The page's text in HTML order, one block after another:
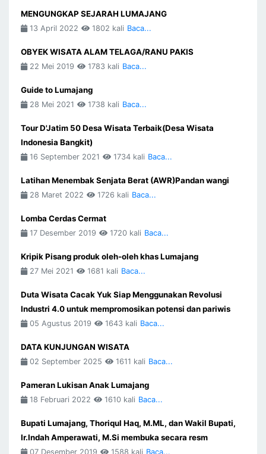
MENGUNGKAP SEJARAH LUMAJANG
13 April 2022 1802 kali Baca...
OBYEK WISATA ALAM TELAGA/RANU PAKIS
22 Mei 2019 1783 kali Baca...
Guide to Lumajang
28 Mei 2021 1738 kali Baca...
Tour D'Jatim 50 Desa Wisata Terbaik(Desa Wisata
Indonesia Bangkit)
16 September 2021 1734 kali Baca...
Latihan Menembak Senjata Berat (AWR)Pandan wangi
28 Maret 2022 1726 kali Baca...
Lomba Cerdas Cermat
17 Desember 2019 1720 kali Baca...
Kripik Pisang produk oleh-oleh khas Lumajang
27 Mei 2021 1681 kali Baca...
Duta Wisata Cacak Yuk Siap Menggunakan Revolusi
Industri 4.0 untuk mempromosikan potensi dan pariwis
05 Agustus 2019 1643 kali Baca...
DATA KUNJUNGAN WISATA
02 September 2025 1611 kali Baca...
Pameran Lukisan Anak Lumajang
18 Februari 2022 1610 kali Baca...
Bupati Lumajang, Thoriqul Haq, M.ML, dan Wakil Bupati,
Ir.Indah Amperawati, M.Si membuka secara resm
07 Desember 2019 1588 kali Baca...